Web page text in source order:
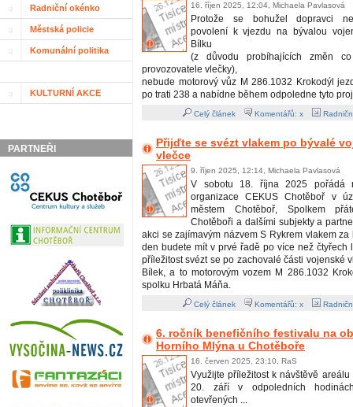
Radniční okénko
Městská policie
Komunální politika
KULTURNÍ AKCE
PARTNEŘI
16. říjen 2025, 12:04, Michaela Pavlasová
Protože se bohužel dopravci
povolení k vjezdu na bývalou
Bílku
(z důvodu probíhajících změn
provozovatele vlečky),
nebude motorový vůz M 286.1032 Krokodýl
po trati 238 a nabídne během odpoledne tyto
Celý článek Komentářů: x
Přijďte se svézt vlakem po bývalé
vlečce
9. říjen 2025, 12:14, Michaela Pavlasová
V sobotu 18. října 2025 pořádá
organizace CEKUS Chotěboř v
městem Chotěboř, Spolkem
Chotěboři a dalšími subjekty a
akci se zajímavým názvem S Rykrem vlakem za
den budete mít v prvé řadě po více než čtyřech
příležitost svézt se po zachovalé části vojenské
Bílek, a to motorovým vozem M 286.1032
spolku Hrbatá Máňa.
Celý článek Komentářů: x
6. ročník benefičního festivalu na
Horního Mlýna u Chotěboře
16. červen 2025, 23:10, RaS
Využijte příležitost k návštěvě
20. září v odpoledních
otevřených ...